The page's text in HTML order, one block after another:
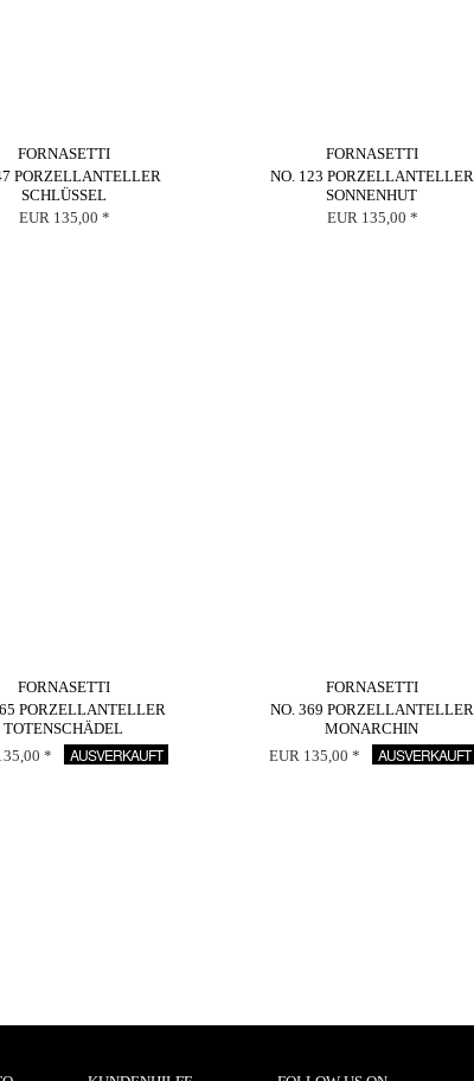
FORNASETTI
PORZELLANTELLER
SCHLÜSSEL
EUR 135,00 *
FORNASETTI
NO. 123 PORZELLANTELLER
SONNENHUT
EUR 135,00 *
FORNASETTI
PORZELLANTELLER
TOTENSCHÄDEL
*
AUSVERKAUFT
FORNASETTI
NO. 369 PORZELLANTELLER
MONARCHIN
EUR 135,00 *
AUSVERKAUFT